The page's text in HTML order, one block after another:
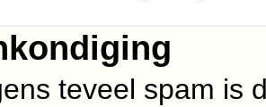
teveel spam is